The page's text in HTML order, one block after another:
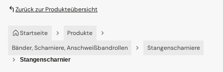
Zurück zur Produkteübersicht
Startseite
Produkte
Bänder, Scharniere, Anschweißbandrollen
Stangenscharniere
Stangenscharnier